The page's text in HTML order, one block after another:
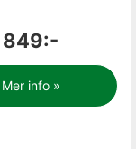
849:-
Mer info »